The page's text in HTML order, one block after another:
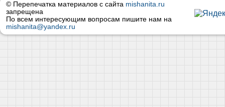
© Перепечатка материалов с сайта mishanita.ru
запрещена
По всем интересующим вопросам пишите нам на
mishanita@yandex.ru